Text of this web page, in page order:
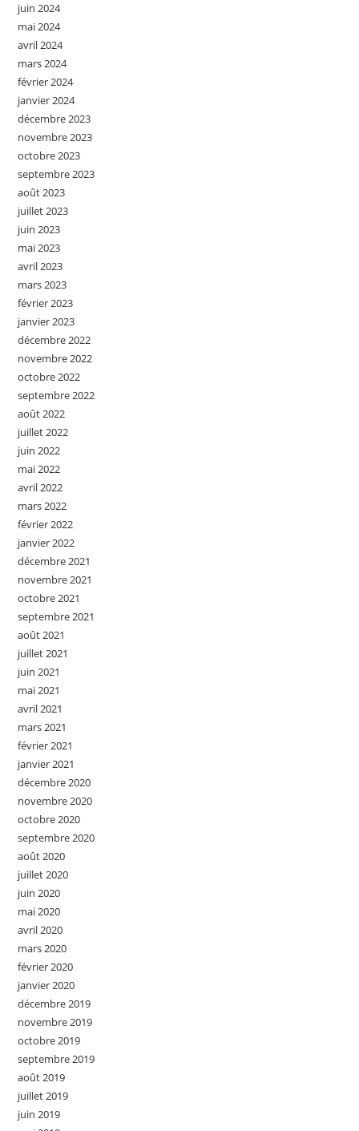
juin 2024
mai 2024
avril 2024
mars 2024
février 2024
janvier 2024
décembre 2023
novembre 2023
octobre 2023
septembre 2023
août 2023
juillet 2023
juin 2023
mai 2023
avril 2023
mars 2023
février 2023
janvier 2023
décembre 2022
novembre 2022
octobre 2022
septembre 2022
août 2022
juillet 2022
juin 2022
mai 2022
avril 2022
mars 2022
février 2022
janvier 2022
décembre 2021
novembre 2021
octobre 2021
septembre 2021
août 2021
juillet 2021
juin 2021
mai 2021
avril 2021
mars 2021
février 2021
janvier 2021
décembre 2020
novembre 2020
octobre 2020
septembre 2020
août 2020
juillet 2020
juin 2020
mai 2020
avril 2020
mars 2020
février 2020
janvier 2020
décembre 2019
novembre 2019
octobre 2019
septembre 2019
août 2019
juillet 2019
juin 2019